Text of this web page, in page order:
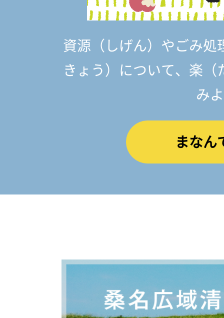
資源（しげん）やごみ
きょう） について、楽（
み
まなん